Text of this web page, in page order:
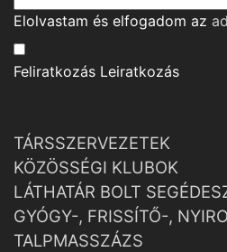
Elolvastam és elfogadom az
Feliratkozás Leiratkozás
TÁRSSZERVEZETEK
KÖZÖSSÉGI KLUBOK
LÁTHATÁR BOLT
GYÓGY-, FRISSÍTŐ-,
TALPMASSZÁZS